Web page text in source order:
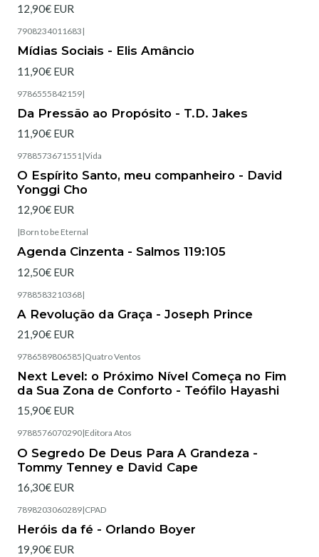
12,90€ EUR
7908234011683 |
Mídias Sociais - Elis Amâncio
11,90€ EUR
9786555842159|
Da Pressão ao Propósito - T.D. Jakes
11,90€ EUR
9788573671551 |Vida
O Espírito Santo, meu companheiro - David
Yonggi Cho
12,90€ EUR
|Born to be Eternal
Agenda Cinzenta - Salmos 119:105
12,50€ EUR
9788583210368|
A Revolução da Graça - Joseph Prince
21,90€ EUR
9786589806585 |Quatro Ventos
Next Level: o Próximo Nível Começa no Fim
da Sua Zona de Conforto - Teófilo Hayashi
15,90€ EUR
9788576070290|Editora Atos
O Segredo De Deus Para A Grandeza -
Tommy Tenney e David Cape
16,30€ EUR
7898203060289|CPAD
Heróis da fé - Orlando Boyer
19,90€ EUR